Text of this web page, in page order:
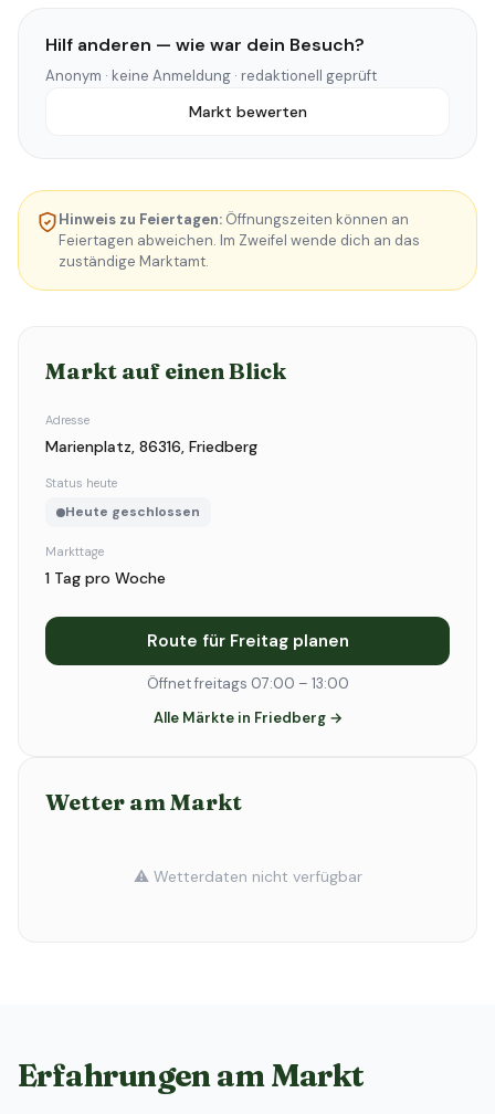
Hilf anderen — wie war dein Besuch?
Anonym · keine Anmeldung · redaktionell geprüft
Markt bewerten
Hinweis zu Feiertagen: Öffnungszeiten können an
Feiertagen abweichen. Im Zweifel wende dich an das
zuständige Marktamt.
Markt auf einen Blick
Adresse
Marienplatz, 86316, Friedberg
Status heute
Heute geschlossen
Markttage
1 Tag pro Woche
Route für Freitag planen
Öffnet freitags 07:00 – 13:00
Alle Märkte in Friedberg →
Wetter am Markt
⚠️ Wetterdaten nicht verfügbar
Erfahrungen am Markt